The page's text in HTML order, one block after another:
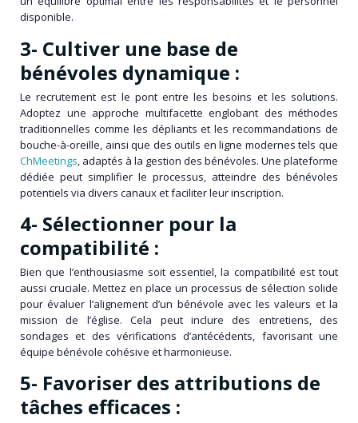
disponible.
3- Cultiver une base de
bénévoles dynamique :
Le recrutement est le pont entre les besoins et les solutions.
Adoptez une approche multifacette englobant des méthodes
traditionnelles comme les dépliants et les recommandations de
bouche-à-oreille, ainsi que des outils en ligne modernes tels que
ChMeetings , adaptés à la gestion des bénévoles. Une plateforme
dédiée peut simplifier le processus, atteindre des bénévoles
potentiels via divers canaux et faciliter leur inscription.
4- Sélectionner pour la
compatibilité :
Bien que l’enthousiasme soit essentiel, la compatibilité est tout
aussi cruciale. Mettez en place un processus de sélection solide
pour évaluer l’alignement d’un bénévole avec les valeurs et la
mission de l’église. Cela peut inclure des entretiens, des
sondages et des vérifications d’antécédents, favorisant une
équipe bénévole cohésive et harmonieuse.
5- Favoriser des attributions de
tâches efficaces :